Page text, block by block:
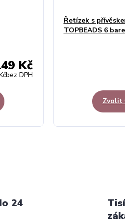
Kč
bez DPH
Řetízek s
TOPBEADS 6
Zvolit
24